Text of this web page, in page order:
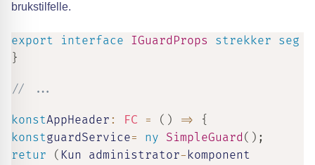
brukstilfelle.
export interface IGuardProps strekker seg
}
// ...
konstAppHeader : FC = ( ) =>
{
konstguardService= ny SimpleGuard ( ) ;
retur
( Kun administrator- komponent